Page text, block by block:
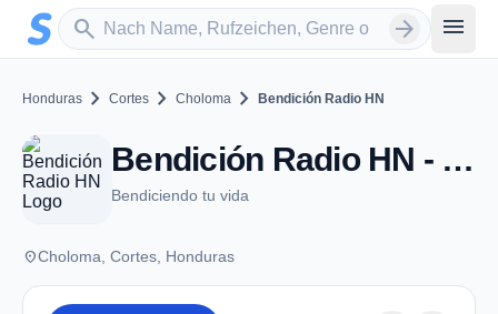
Zum Hauptinhalt springen
search
Sender suchen arrow_forward menu
Honduras chevron_right Cortes chevron_right Choloma chevron_right Bendición Radio HN
Bendición Radio HN - Choloma
Bendiciendo tu vida
placeCholoma, Cortes, Honduras